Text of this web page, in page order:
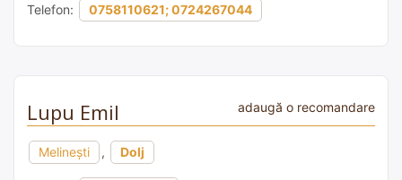
Telefon: 0758110621; 0724267044
Lupu Emil adaugă o recomandare
Melinești , Dolj